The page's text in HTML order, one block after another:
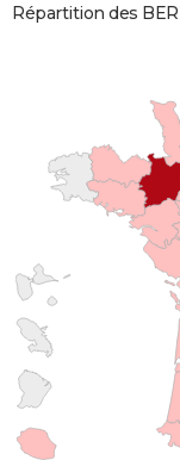
Répartition des